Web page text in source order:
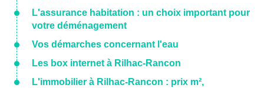
L'assurance habitation : un choix important pour
votre déménagement
Vos démarches concernant l'eau
Les box internet à Rilhac-Rancon
L'immobilier à Rilhac-Rancon : prix m²,